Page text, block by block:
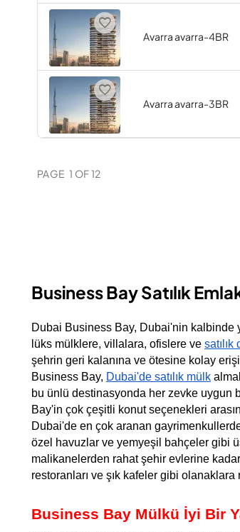
Avarra avarra-4BR
Avarra avarra-3BR
PAGE 1 OF12
Business Bay Satılık
Dubai Business Bay, Dubai'nin kalbinde
lüks mülklere, villalara, ofislere ve
şehrin geri kalanına ve ötesine kolay
Business Bay, Dubai'de satılık mülk
bu ünlü destinasyonda her zevke uygun
Bay'in çok çeşitli konut seçenekleri
Dubai'de en çok aranan
özel havuzlar ve yemyeşil bahçeler gibi
malikanelerden rahat şehir evlerine
restoranları ve şık kafeler gibi
Business Bay Mülkü İyi Bir